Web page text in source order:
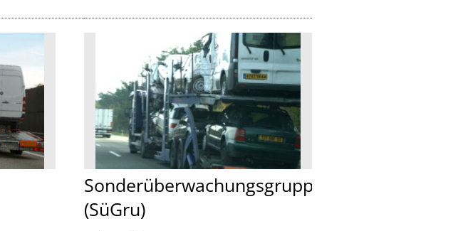
Sonderüberwachungsgruppe
(SüGru)